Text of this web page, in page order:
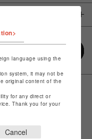
language using the
system, it may not be
original content of the
for any direct or
Thank you for your
Cancel